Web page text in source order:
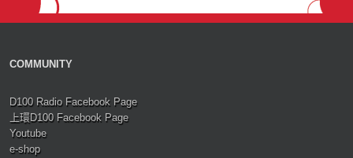
COMMUNITY
D100 Radio Facebook Page
上環D100 Facebook Page
Youtube
e-shop